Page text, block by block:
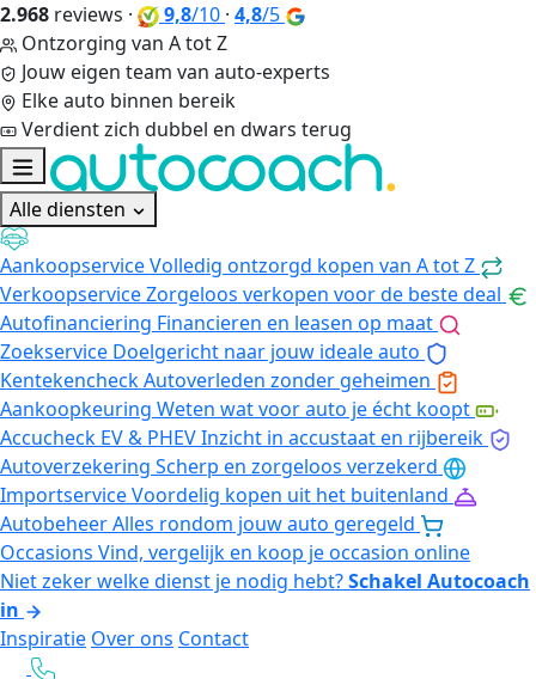
2.968 reviews · 9,8/10 · 4,8/5
Ontzorging van A tot Z
Jouw eigen team van auto-experts
Elke auto binnen bereik
Verdient zich dubbel en dwars terug
Alle diensten
AankoopserviceVolledig ontzorgd kopen van A tot Z
VerkoopserviceZorgeloos verkopen voor de beste deal
Autofinanciering Financieren en leasen op maat
Zoekservice Doelgericht naar jouw ideale auto
KentekencheckAutoverleden zonder geheimen
Aankoopkeuring Weten wat voor auto je écht koopt
Accucheck EV & PHEVInzicht in accustaat en rijbereik
Autoverzekering Scherp en zorgeloos verzekerd
ImportserviceVoordelig kopen uit het buitenland
AutobeheerAlles rondom jouw auto geregeld
Occasions Vind, vergelijk en koop je occasion online
Niet zeker welke dienst je nodig hebt?Schakel Autocoach
in
Inspiratie Over ons Contact